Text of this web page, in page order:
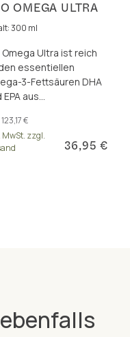
OMEGA ULTRA
300 ml
Omega Ultra ist reich
essentiellen
3-Fettsäuren DHA
EPA aus
für Gehirn,
und Sehkraft.
€
MwSt. zzgl.
36,95 €